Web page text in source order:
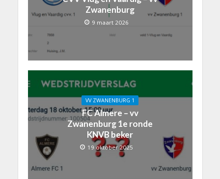
Zwanenburg
9 maart 2026
VV ZWANENBURG 1
FC Almere – vv
Zwanenburg 1e ronde
KNVB beker
19 oktober 2025